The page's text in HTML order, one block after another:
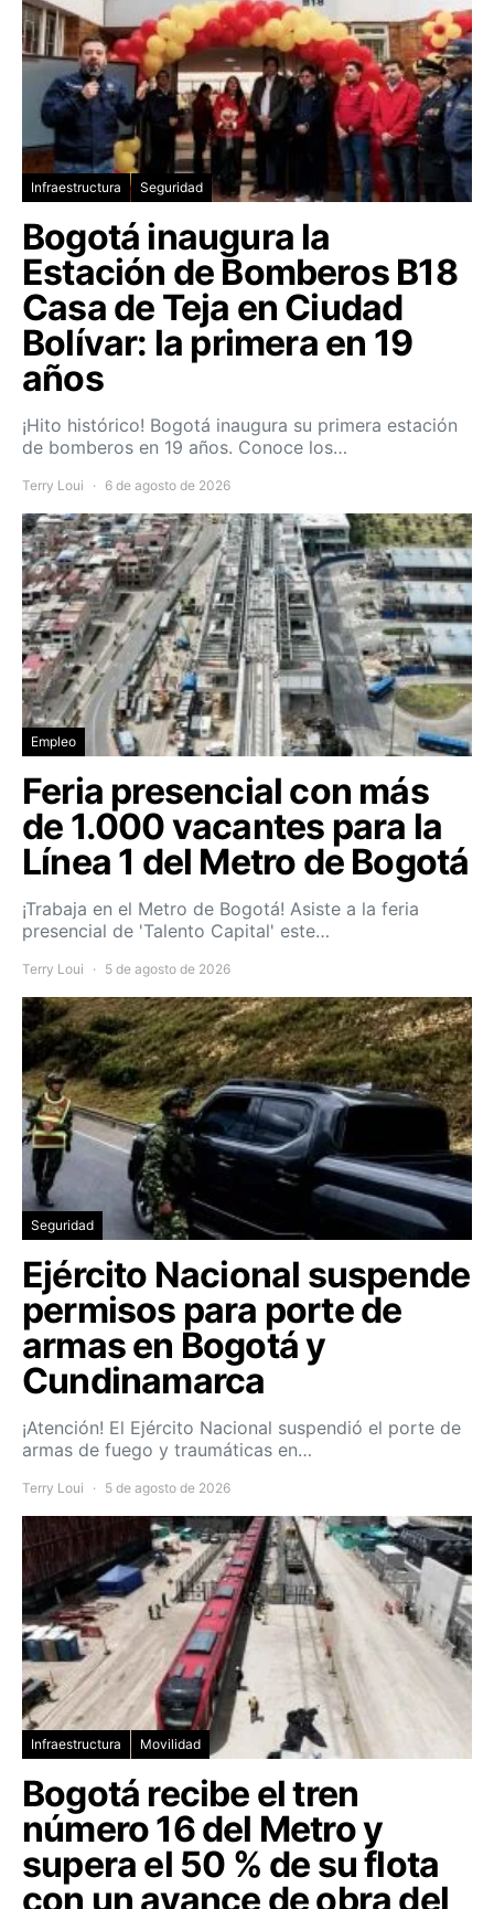
Infraestructura Seguridad
Bogotá inaugura la
Estación de Bomberos B18
Casa de Teja en Ciudad
Bolívar: la primera en 19
años
¡Hito histórico! Bogotá inaugura su primera estación
de bomberos en 19 años. Conoce los…
Terry Loui 6 de agosto de 2026
Empleo
Feria presencial con más
de 1.000 vacantes para la
Línea 1 del Metro de Bogotá
¡Trabaja en el Metro de Bogotá! Asiste a la feria
presencial de 'Talento Capital' este…
Terry Loui 5 de agosto de 2026
Seguridad
Ejército Nacional suspende
permisos para porte de
armas en Bogotá y
Cundinamarca
¡Atención! El Ejército Nacional suspendió el porte de
armas de fuego y traumáticas en…
Terry Loui 5 de agosto de 2026
Infraestructura Movilidad
Bogotá recibe el tren
número 16 del Metro y
supera el 50 % de su flota
con un avance de obra del